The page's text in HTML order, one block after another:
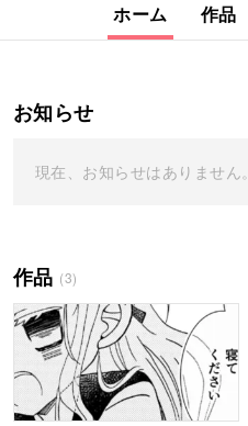
ホーム 作品
お知らせ
現在、お知らせはありません。
作品 (3)